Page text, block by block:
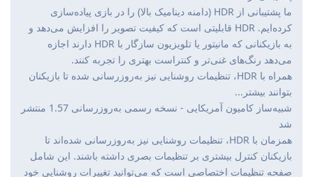
ما پشتیبانی از HDR (دامنه دینامیک بالا) را در بازی پیاده‌سازی
کرده‌ایم. HDR قابلیتی است که کیفیت تصویر را افزایش می‌دهد و
به بازیکنانی که مانیتور یا تلویزیون سازگار با HDR دارند اجازه
می‌دهد رنگ‌های غنی‌تر و کنتراست بهتری را تجربه کنند.
همراه با HDR، تنظیمات روشنایی نیز به‌روزرسانی شده تا بازیکنان
بتوانند بیشتر...
شبیه‌ساز کامیون آمریکایی - نسخه رسمی به‌روزرسانی 1.57 منتشر
شد
همزمان با HDR، تنظیمات روشنایی نیز به‌روزرسانی شده‌اند تا
بازیکنان کنترل بیشتری بر تنظیمات بصری داشته باشند. این شامل
صفحه تنظیمات اختصاصی است که می‌توانید تغییرات روشنایی خود